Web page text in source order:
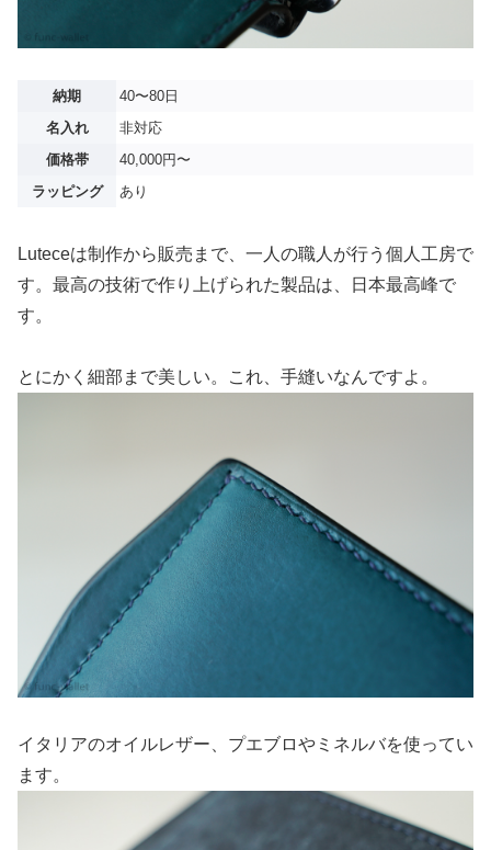
納期
40〜80日
名入れ
非対応
価格帯
40,000円〜
ラッピング
あり
Luteceは制作から販売まで、一人の職人が行う個人工房で
す。最高の技術で作り上げられた製品は、日本最高峰で
す。
とにかく細部まで美しい。これ、手縫いなんですよ。
イタリアのオイルレザー、プエブロやミネルバを使ってい
ます。